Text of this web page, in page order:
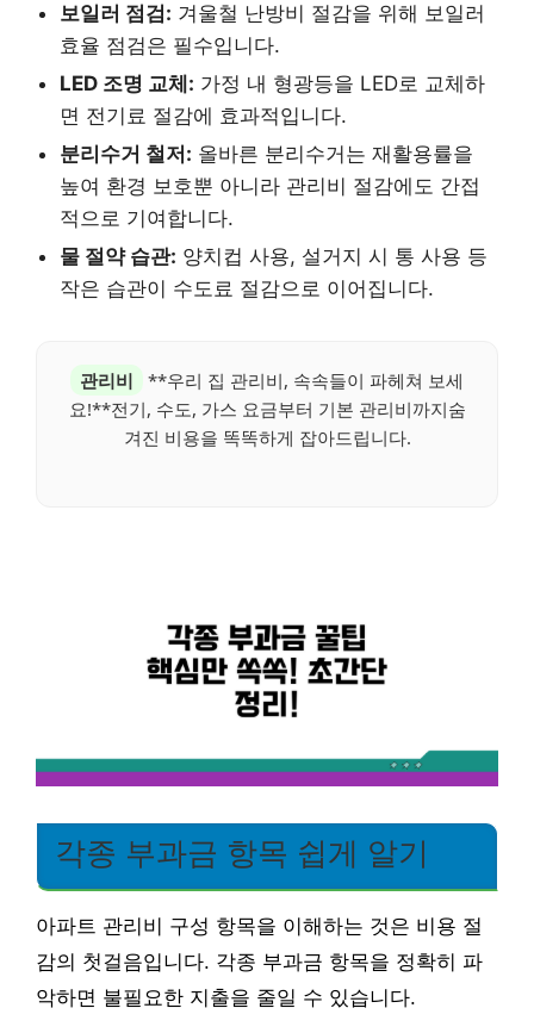
보일러 점검: 겨울철 난방비 절감을 위해 보일러
효율 점검은 필수입니다.
LED 조명 교체: 가정 내 형광등을 LED로 교체하
면 전기료 절감에 효과적입니다.
분리수거 철저: 올바른 분리수거는 재활용률을
높여 환경 보호뿐 아니라 관리비 절감에도 간접
적으로 기여합니다.
물 절약 습관: 양치컵 사용, 설거지 시 통 사용 등
작은 습관이 수도료 절감으로 이어집니다.
관리비
**우리 집 관리비, 속속들이 파헤쳐 보세
요!**전기, 수도, 가스 요금부터 기본 관리비까지숨
겨진 비용을 똑똑하게 잡아드립니다.
각종 부과금 항목 쉽게 알기
아파트 관리비 구성 항목을 이해하는 것은 비용 절
감의 첫걸음입니다. 각종 부과금 항목을 정확히 파
악하면 불필요한 지출을 줄일 수 있습니다.